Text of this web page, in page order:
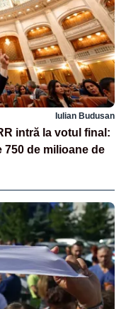
Iulian Budusan
intră la votul final:
750 de milioane de